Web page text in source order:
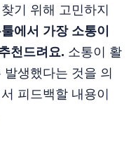
기 위해 고민하지
에서 가장 소통이
천드려요. 소통이 활
생했다는 것을 의
피드백할 내용이